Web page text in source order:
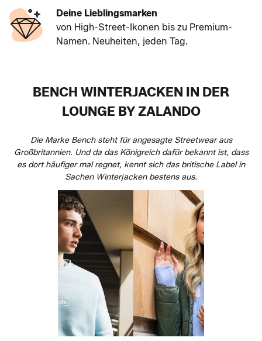
Deine Lieblingsmarken
von High-Street-Ikonen bis zu Premium-
Namen. Neuheiten, jeden Tag.
BENCH WINTERJACKEN IN DER
LOUNGE BY ZALANDO
Die Marke Bench steht für angesagte Streetwear aus
Großbritannien. Und da das Königreich dafür bekannt ist, dass
es dort häufiger mal regnet, kennt sich das britische Label in
Sachen Winterjacken bestens aus.